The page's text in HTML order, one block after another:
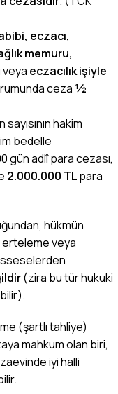
eczacı,
memuru,
veya eczacılık işiyle
ceza ½
hakim
bedelle
gün adlî para cezası,
2.000.000 TLpara
hükmün
erteleme veya
(zira bu tür hukuki
(şartlı tahliye)
mahkum olan biri,
iyi halli